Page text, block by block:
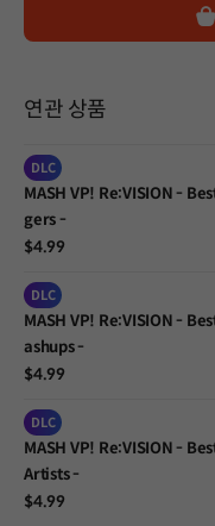
연관 상품
DLC
MASH VP! Re:VISION -
gers -
$4.99
DLC
MASH VP! Re:VISION -
ashups -
$4.99
DLC
MASH VP! Re:VISION -
Artists -
$4.99